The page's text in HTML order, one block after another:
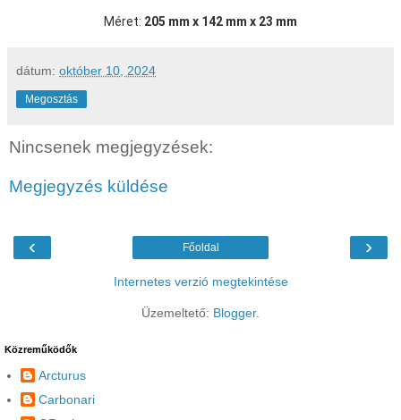
Méret: 205 mm x 142 mm x 23 mm
dátum: október 10, 2024
Megosztás
Nincsenek megjegyzések:
Megjegyzés küldése
‹ ›
Főoldal
Internetes verzió megtekintése
Üzemeltető: Blogger.
Közreműködők
Arcturus
Carbonari